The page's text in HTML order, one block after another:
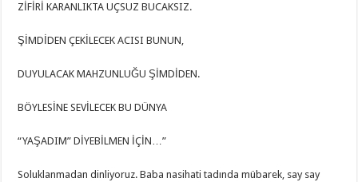
ZİFİRİ KARANLIKTA UÇSUZ BUCAKSIZ.
ŞİMDİDEN ÇEKİLECEK ACISI BUNUN,
DUYULACAK MAHZUNLUĞU ŞİMDİDEN.
BÖYLESİNE SEVİLECEK BU DÜNYA
“YAŞADIM” DİYEBİLMEN İÇİN…”
Soluklanmadan dinliyoruz. Baba nasihati tadında mübarek, say say